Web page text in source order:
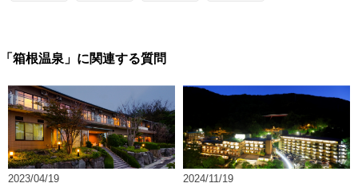
「箱根温泉」に関連する質問
2023/04/19
2024/11/19